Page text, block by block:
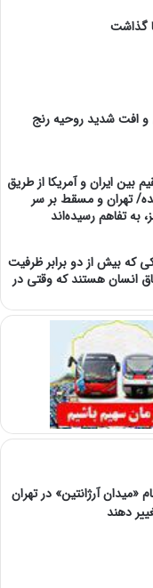
گذاشت
و افت شدید روحیه رنج
بین ایران و آمریکا از طریق
تهران و مسقط بر سر
به تفاهم رسیده‌اند
که بیش از دو برابر ظرفیت
انسان هستند که وقتی در
آرژانتین» در تهران
دهند